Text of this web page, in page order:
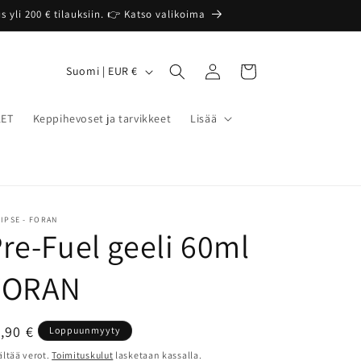
yli 200 € tilauksiin. 👉 Katso valikoima
Keppihevoset ja tarvikkeet Lisää
M
a
u
e
Suomi | EUR €
sisään
Ostoskori
- FORAN
Fuel geeli 60ml
€ Loppuunmyyty
verot.Toimituskulut lasketaan kassalla.